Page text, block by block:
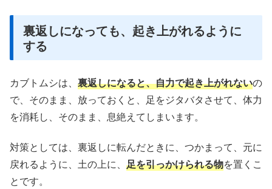
裏返しになっても、起き上がれるように
する
カブトムシは、 裏返しになると、自力で起き上がれないの
で、そのまま、放っておくと、足をジタバタさせて、体力
を消耗し、そのまま、息絶えてしまいます。
対策としては、裏返しに転んだときに、つかまって、元に
戻れるように、土の上に、 足を引っかけられる物を置くこ
とです。